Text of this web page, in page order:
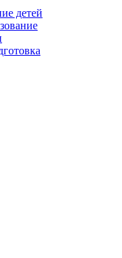
детей